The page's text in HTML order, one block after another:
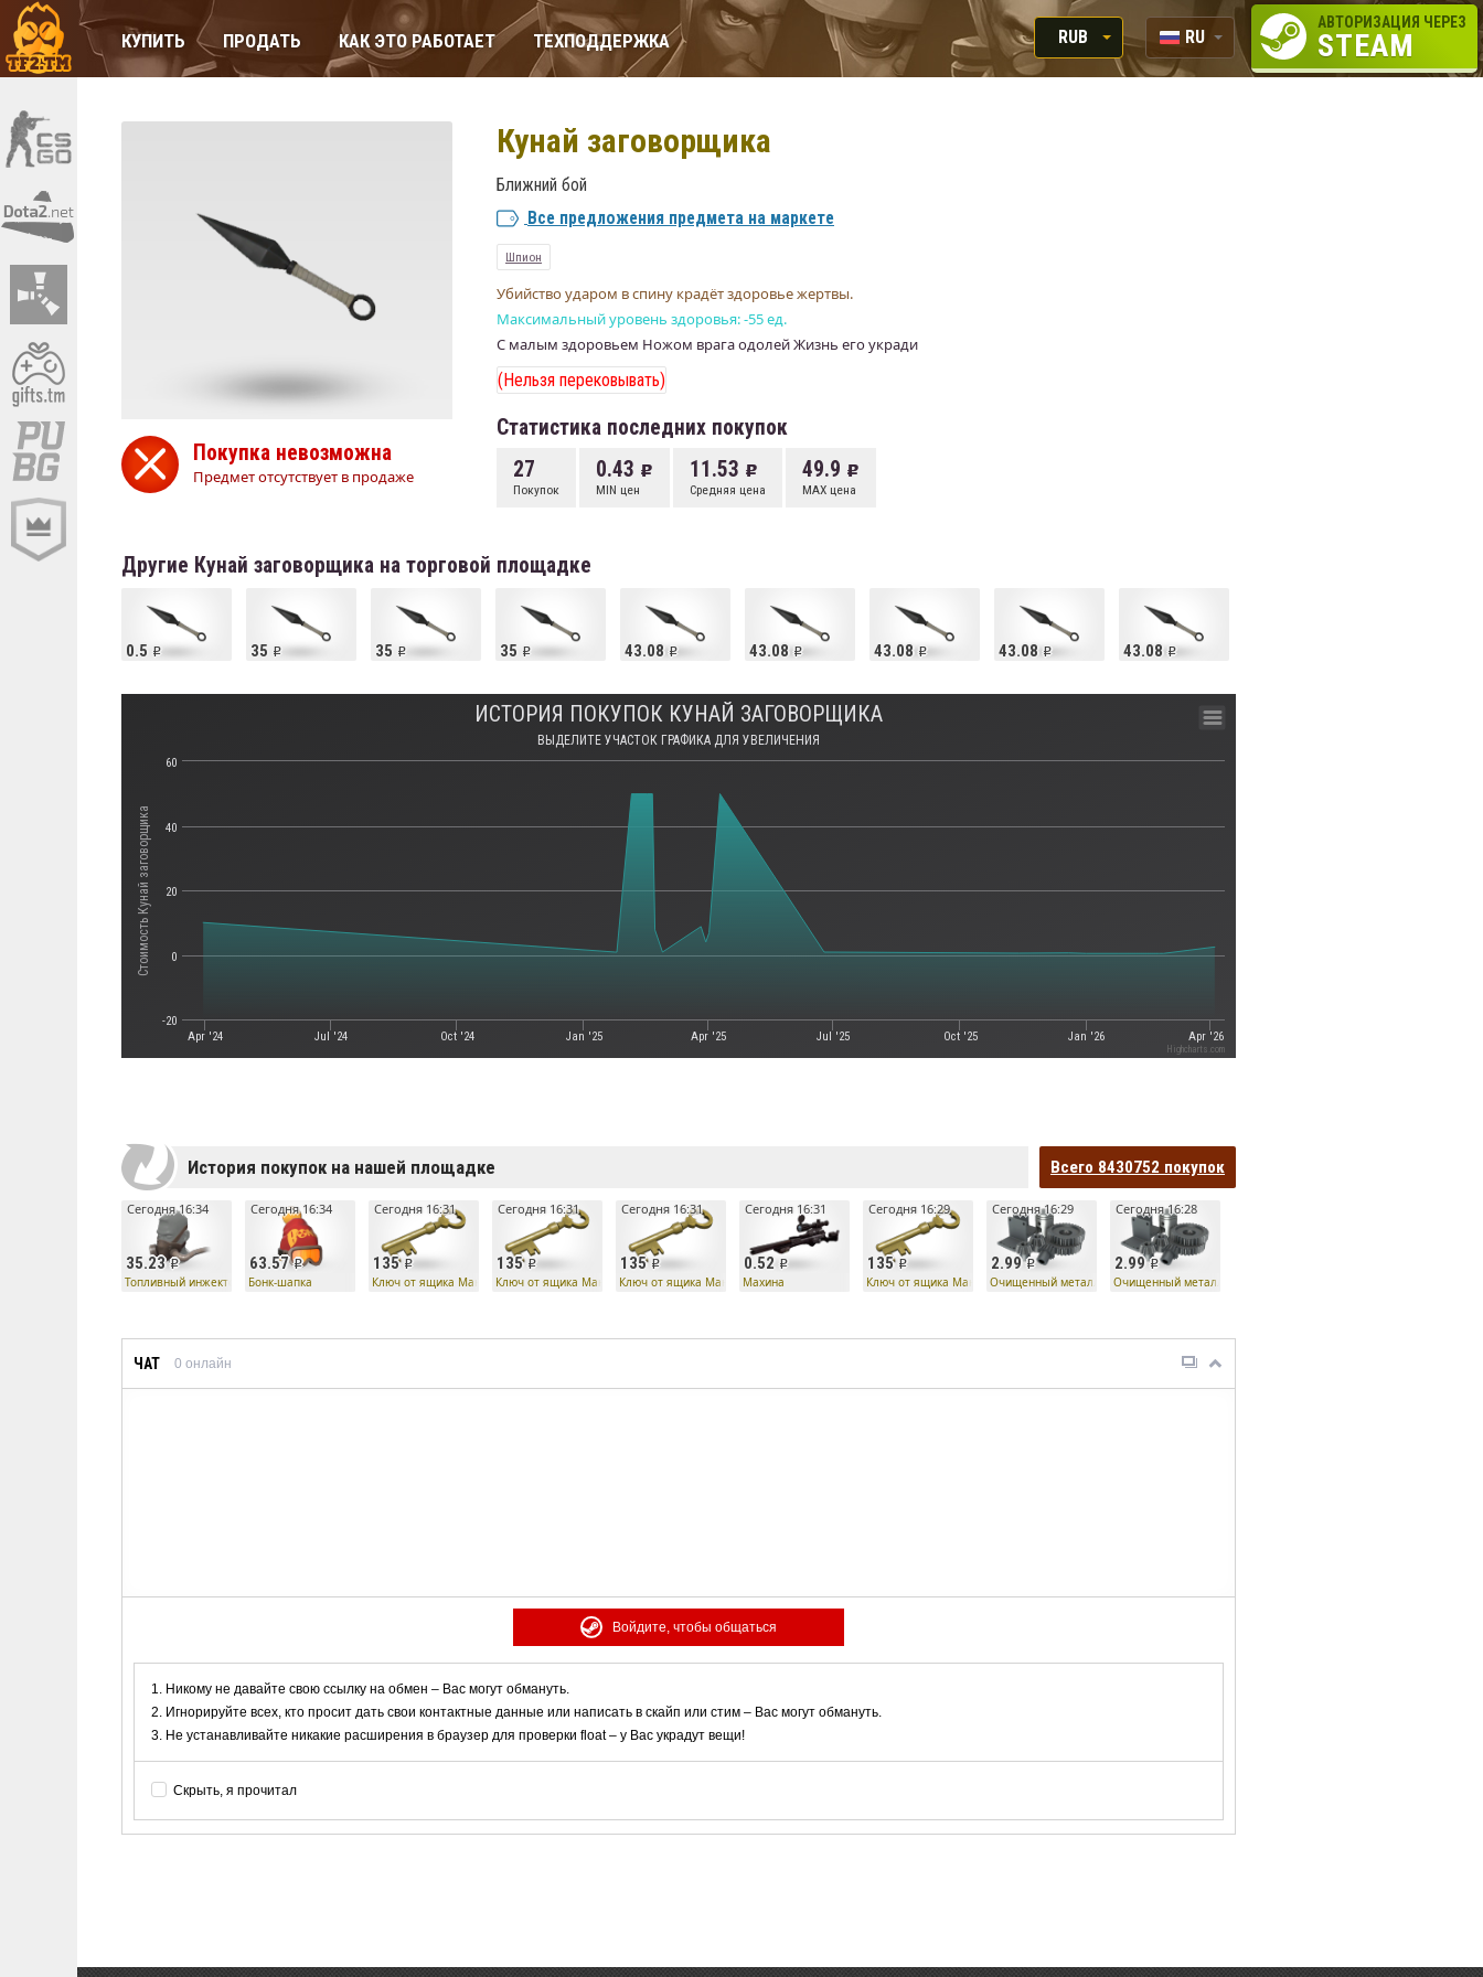
КУПИТЬ ПРОДАТЬ КАК ЭТО РАБОТАЕТ ТЕХПОДДЕРЖКА
RUB
RUB
RU
EN
АВТОРИЗАЦИЯ ЧЕРЕЗ
STEAM
Покупка невозможна
Предмет отсутствует в продаже
Кунай заговорщика
Ближний бой
Все предложения предмета на маркете
Шпион
Убийство ударом в спину крадёт здоровье жертвы.
Максимальный уровень здоровья: -55 ед.
С малым здоровьем Ножом врага одолей Жизнь его укради
(Нельзя перековывать)
Статистика последних покупок
27
Покупок
0.43
MIN цен
11.53
Средняя цена
49.9
MAX цена
Другие Кунай заговорщика на торговой площадке
0.5 35 35 35 43.08 43.08 43.08 43.08 43.08
Стоимость Кунай заговорщика
ИСТОРИЯ ПОКУПОК КУНАЙ ЗАГОВОРЩИКА
ВЫДЕЛИТЕ УЧАСТОК ГРАФИКА ДЛЯ УВЕЛИЧЕНИЯ
Apr '24 Jul '24 Oct '24 Jan '25 Apr '25 Jul '25 Oct '25 Jan '26 Apr '26
-20
0
20
40
60
Highcharts.com
История покупок на нашей площадке Всего 8430752 покупок
35.23
Сегодня 16:34
Топливный инжектор
63.57
Сегодня 16:34
Бонк-шапка
135
Сегодня 16:31
Ключ от ящика Манн Ко
135
Сегодня 16:31
Ключ от ящика Манн Ко
135
Сегодня 16:31
Ключ от ящика Манн Ко
0.52
Сегодня 16:31
Махина
135
Сегодня 16:29
Ключ от ящика Манн Ко
2.99
Сегодня 16:29
Очищенный металл
2.99
Сегодня 16:28
Очищенный металл
ЧАТ 0 онлайн
Войдите, чтобы общаться
Никому не давайте свою ссылку на обмен – Вас могут обмануть.
Игнорируйте всех, кто просит дать свои контактные данные или написать в скайп или стим – Вас могут обмануть.
Не устанавливайте никакие расширения в браузер для проверки float – у Вас украдут вещи!
Скрыть, я прочитал